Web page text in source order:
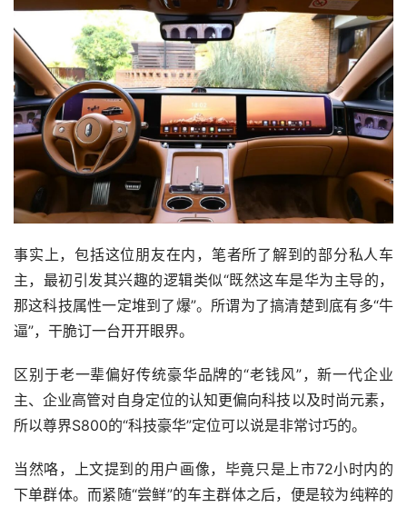
事实上，包括这位朋友在内，笔者所了解到的部分私人车
主，最初引发其兴趣的逻辑类似“既然这车是华为主导的，
那这科技属性一定堆到了爆”。所谓为了搞清楚到底有多“牛
逼”，干脆订一台开开眼界。
区别于老一辈偏好传统豪华品牌的“老钱风”，新一代企业
主、企业高管对自身定位的认知更偏向科技以及时尚元素，
所以尊界S800的“科技豪华”定位可以说是非常讨巧的。
当然咯，上文提到的用户画像，毕竟只是上市72小时内的
下单群体。而紧随“尝鲜”的车主群体之后，便是较为纯粹的